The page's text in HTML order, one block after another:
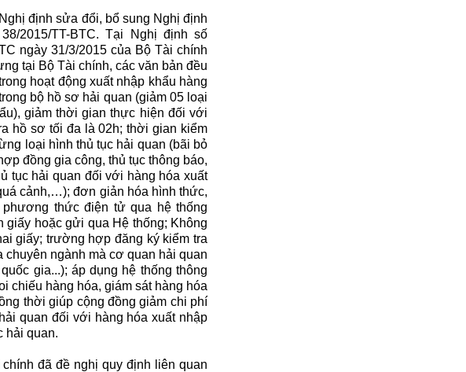
định sửa đổi, bổ sung Nghị định
2015/TT-BTC. Tại Nghị định số
ngày 31/3/2015 của Bộ Tài chính
tại Bộ Tài chính, các văn bản đều
hoạt động xuất nhập khẩu hàng
bộ hồ sơ hải quan (giảm 05 loại
giảm thời gian thực hiện đối với
hồ sơ tối đa là 02h; thời gian kiểm
loại hình thủ tục hải quan (bãi bỏ
đồng gia công, thủ tục thông báo,
tục hải quan đối với hàng hóa xuất
cảnh,…); đơn giản hóa hình thức,
thức điện tử qua hệ thống
hoặc gửi qua Hệ thống; Không
giấy; trường hợp đăng ký kiểm tra
ngành mà cơ quan hải quan
gia...); áp dụng hệ thống thông
chiếu hàng hóa, giám sát hàng hóa
thời giúp cộng đồng giảm chi phí
quan đối với hàng hóa xuất nhập
hải quan.
đã đề nghị quy định liên quan